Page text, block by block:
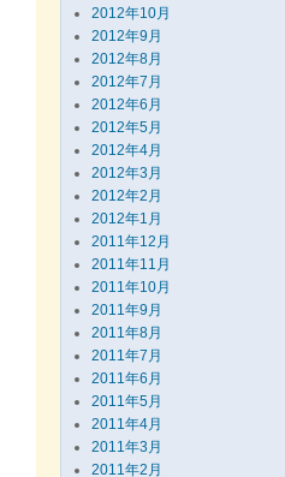
2012年10月
2012年9月
2012年8月
2012年7月
2012年6月
2012年5月
2012年4月
2012年3月
2012年2月
2012年1月
2011年12月
2011年11月
2011年10月
2011年9月
2011年8月
2011年7月
2011年6月
2011年5月
2011年4月
2011年3月
2011年2月